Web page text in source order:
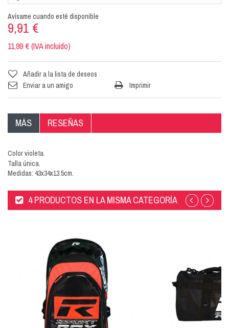
Avísame cuando esté disponible
9,91 €
11,99 € (IVA incluido)
Añadir a la lista de deseos
Enviar a un amigo
Imprimir
MÁS RESEÑAS
Color violeta.
Talla única.
Medidas: 43x34x13.5cm.
4 PRODUCTOS EN LA MISMA CATEGORÍA